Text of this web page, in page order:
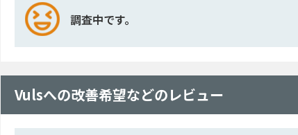
調査中です。
Vulsへの改善希望などのレビュー